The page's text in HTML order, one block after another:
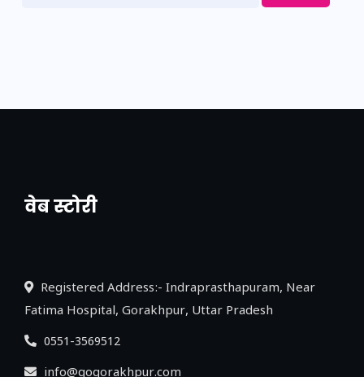
वेब स्टोरी
नया एक्सप्रेसवे: पूर्वांचल का लक, डेवलपमेंट का
Registered Address:- Indraprasthapuram, Near
Fatima Hospital, Gorakhpur, Uttar Pradesh
0551-3569512
info@gogorakhpur.com